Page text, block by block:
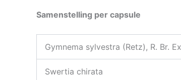
Samenstelling per capsule
Gymnema sylvestra (Retz), R. Br.
Swertia chirata